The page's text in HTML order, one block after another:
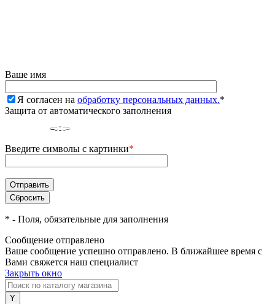
Ваше имя
Я согласен на обработку персональных данных.*
Защита от автоматического заполнения
Введите символы с картинки*
* - Поля, обязательные для заполнения
Сообщение отправлено
Ваше сообщение успешно отправлено. В ближайшее время с
Вами свяжется наш специалист
Закрыть окно